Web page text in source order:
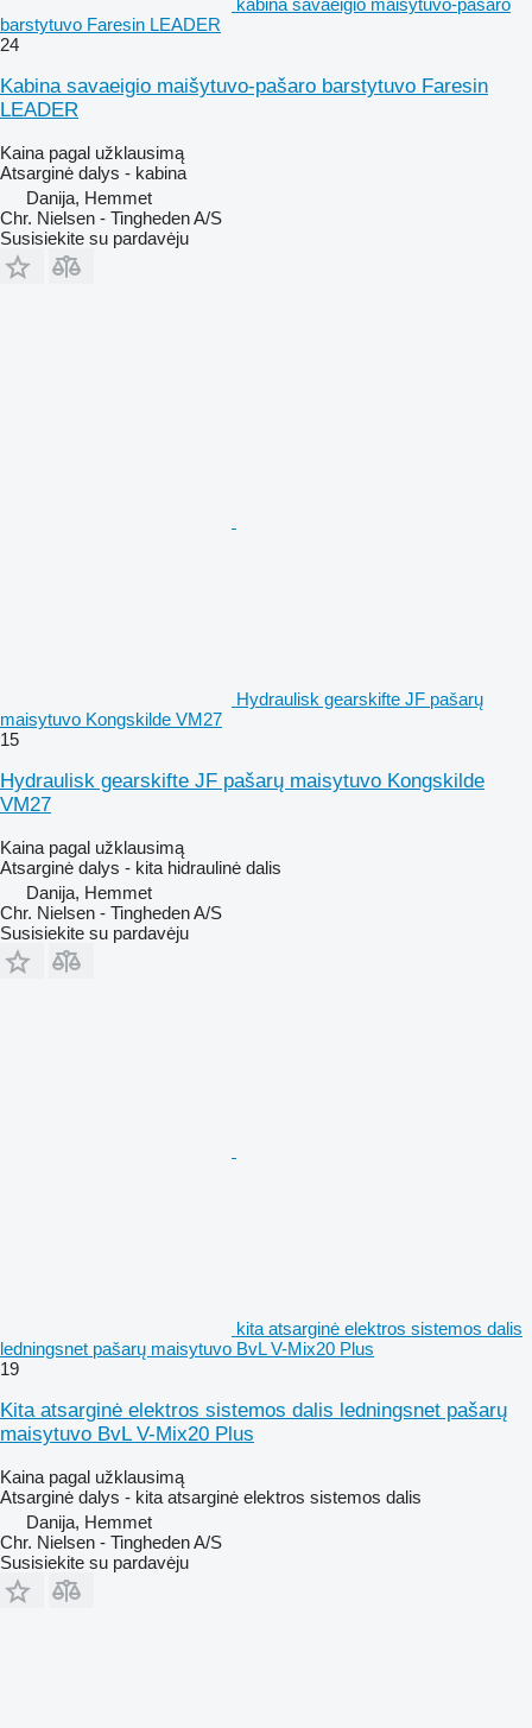
barstytuvo Faresin LEADER
24
Kabina savaeigio maišytuvo-pašaro barstytuvo Faresin
LEADER
Kaina pagal užklausimą
Atsarginė dalys - kabina
Danija, Hemmet
Chr. Nielsen - Tingheden A/S
Susisiekite su pardavėju
Hydraulisk gearskifte JF pašarų
maisytuvo Kongskilde VM27
15
Hydraulisk gearskifte JF pašarų maisytuvo Kongskilde
VM27
Kaina pagal užklausimą
Atsarginė dalys - kita hidraulinė dalis
Danija, Hemmet
Chr. Nielsen - Tingheden A/S
Susisiekite su pardavėju
kita atsarginė elektros sistemos dalis
ledningsnet pašarų maisytuvo BvL V-Mix20 Plus
19
Kita atsarginė elektros sistemos dalis ledningsnet pašarų
maisytuvo BvL V-Mix20 Plus
Kaina pagal užklausimą
Atsarginė dalys - kita atsarginė elektros sistemos dalis
Danija, Hemmet
Chr. Nielsen - Tingheden A/S
Susisiekite su pardavėju